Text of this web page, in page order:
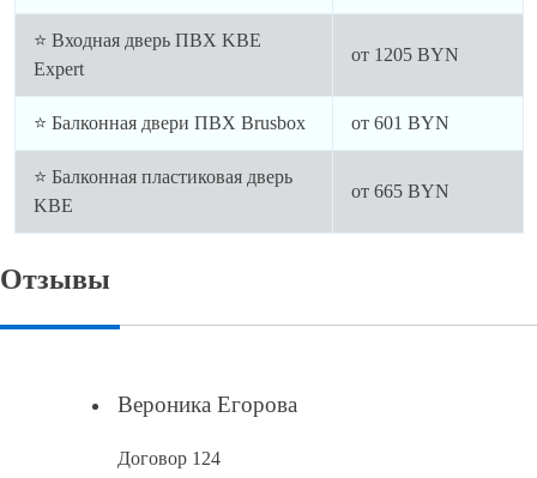
⭐ Входная дверь ПВХ KBE
Expert
от 1205 BYN
⭐ Балконная двери ПВХ Brusbox от 601 BYN
⭐ Балконная пластиковая дверь
KBE
от 665 BYN
Отзывы
Вероника Егорова
Договор 124